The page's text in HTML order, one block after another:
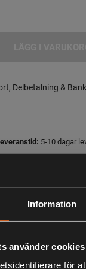
Information
använder cookies
för
Delbetalning & Bank
5-10 dagar
lager inte alltid gäller
i orange kulör
du på långt